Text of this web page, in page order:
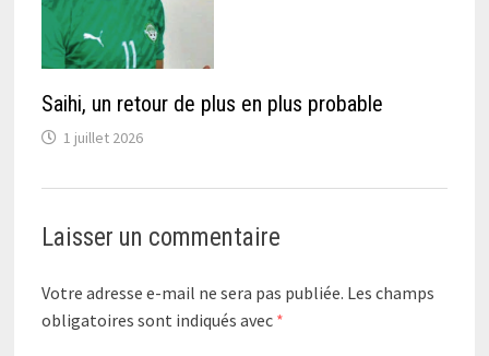
Saihi, un retour de plus en plus probable
1 juillet 2026
Laisser un commentaire
Votre adresse e-mail ne sera pas publiée. Les champs
obligatoires sont indiqués avec *